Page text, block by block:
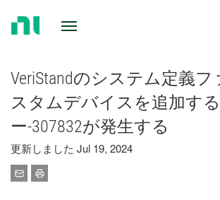
VeriStandのシステム定義
スタムデバイスを追加す
ー-307832が発生する
更新しました Jul 19, 2024